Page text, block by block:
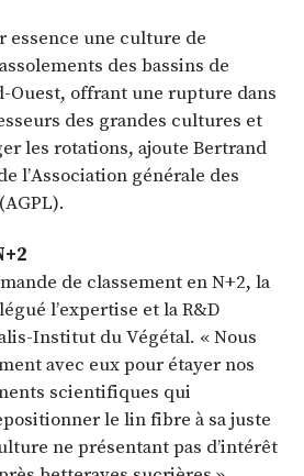
essence une culture de
des bassins de
Ouest, offrant une rupture dans
des grandes cultures et
les rotations, ajoute Bertrand
l’Association générale des
de classement en N+2, la
l’expertise et la R&D
Institut du Végétal. « Nous
avec eux pour étayer nos
scientifiques qui
le lin fibre à sa juste
ne présentant pas d’intérêt